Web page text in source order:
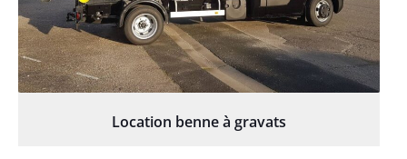
Location benne à gravats